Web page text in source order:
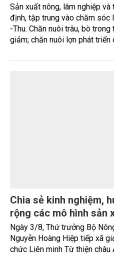
-Thu. Chăn nuôi trâu, bò
giảm; chăn nuôi lợn phát triển
duy trì đà tăng trưởng khá.
lượng thủy sản đều tăng nhẹ.